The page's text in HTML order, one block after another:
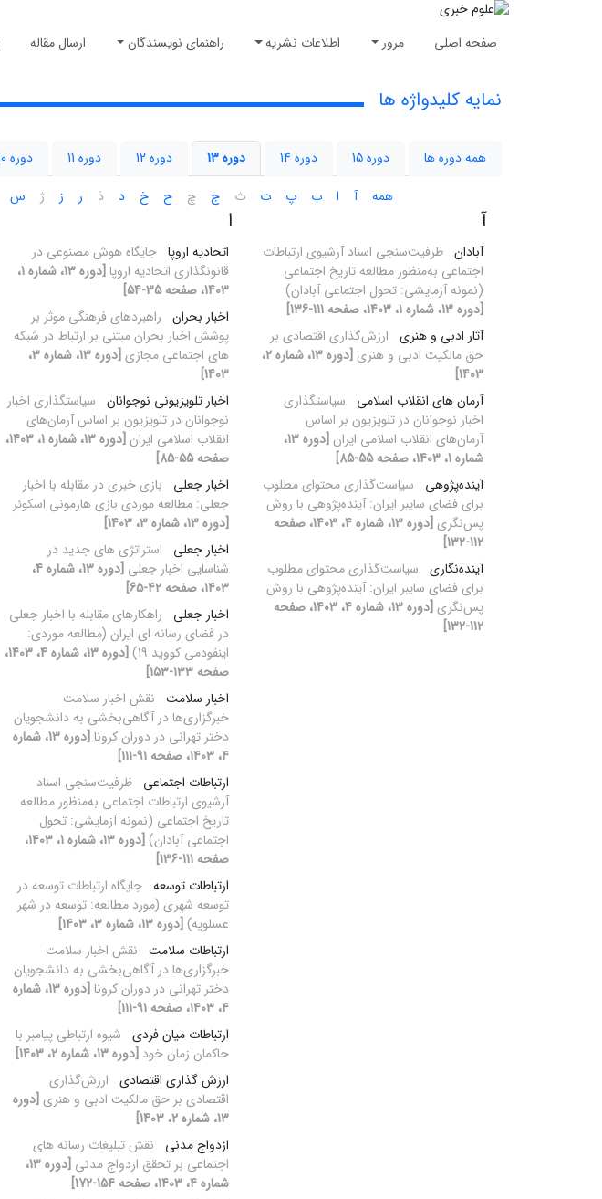
صفحه اصلی مرور اطلاعات نشریه راهنمای نویسندگان ارسال مقاله
نمایه کلیدواژه ها
همه دوره ها دوره 15 دوره 14 دوره 13 دوره 12 دوره 11 دوره 10
همه
آ ا ب پ ت ث ج چ ح خ د ذ ر ز ژ س
آ
آبادان ظرفیت‌سنجی اسناد آرشیوی ارتباطات
اجتماعی به‌منظور مطالعه تاریخ اجتماعی
(نمونه آزمایشی: تحول اجتماعی آبادان)
[دوره 13، شماره 1، 1403، صفحه 111-136]
آثار ادبی و هنری ارزش‌گذاری اقتصادی بر
حق مالکیت ادبی و هنری
[دوره 13، شماره 2،
1403]
آرمان های انقلاب اسلامی
سیاستگذاری
اخبار نوجوانان در تلویزیون بر اساس
آرمان‌های انقلاب اسلامی ایران
[دوره 13،
شماره 1، 1403، صفحه 55-85]
آینده‌پژوهی
سیاست‌گذاری محتوای مطلوب
برای فضای سایبر ایران: آینده‌پژوهی با روش
پس‌نگری
[دوره 13، شماره 4، 1403، صفحه
112-132]
آینده‌نگاری سیاست‌گذاری محتوای مطلوب
برای فضای سایبر ایران: آینده‌پژوهی با روش
پس‌نگری
[دوره 13، شماره 4، 1403، صفحه
112-132]
ا
اتحادیه اروپا جایگاه هوش مصنوعی در
قانونگذاری اتحادیه اروپا
[دوره 13، شماره 1،
1403، صفحه 35-54]
اخبار بحران راهبردهای فرهنگی موثر بر
پوشش اخبار بحران مبتنی بر ارتباط در شبکه
های اجتماعی مجازی
[دوره 13، شماره 3،
1403]
اخبار تلویزیونی نوجوانان سیاستگذاری اخبار
نوجوانان در تلویزیون بر اساس آرمان‌های
انقلاب اسلامی ایران
[دوره 13، شماره 1، 1403،
صفحه 55-85]
اخبار جعلی
بازی خبری در مقابله با اخبار
جعلی: مطالعه موردی بازی هارمونی اسکوئر
[دوره 13، شماره 3، 1403]
اخبار جعلی
استراتژی های جدید در
شناسایی اخبار جعلی
[دوره 13، شماره 4،
1403، صفحه 42-65]
اخبار جعلی
راهکارهای مقابله با اخبار جعلی
در فضای رسانه ای ایران (مطالعه موردی:
اینفودمی کووید 19)
[دوره 13، شماره 4، 1403،
صفحه 133-153]
اخبار سلامت نقش اخبار سلامت
خبرگزاری‌ها در آگاهی‌بخشی به دانشجویان
دختر تهرانی در دوران کرونا
[دوره 13، شماره
4، 1403، صفحه 91-111]
ارتباطات اجتماعی ظرفیت‌سنجی اسناد
آرشیوی ارتباطات اجتماعی به‌منظور مطالعه
تاریخ اجتماعی (نمونه آزمایشی: تحول
اجتماعی آبادان)
[دوره 13، شماره 1، 1403،
صفحه 111-136]
ارتباطات توسعه جایگاه ارتباطات توسعه در
توسعه شهری (مورد مطالعه: توسعه در شهر
عسلویه) [دوره 13، شماره 3، 1403]
ارتباطات سلامت نقش اخبار سلامت
خبرگزاری‌ها در آگاهی‌بخشی به دانشجویان
دختر تهرانی در دوران کرونا
[دوره 13، شماره
4، 1403، صفحه 91-111]
ارتباطات میان فردی شیوه ارتباطی پیامبر با
حاکمان زمان خود [دوره 13، شماره 2، 1403]
ارزش گذاری اقتصادی ارزش‌گذاری
اقتصادی بر حق مالکیت ادبی و هنری [دوره
13، شماره 2، 1403]
ازدواج مدنی
نقش تبلیغات رسانه های
اجتماعی بر تحقق ازدواج مدنی
[دوره 13،
شماره 4، 1403، صفحه 154-172]